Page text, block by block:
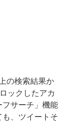
の検索結果か
ックしたアカ
フサーチ」機能
、ツイートそ